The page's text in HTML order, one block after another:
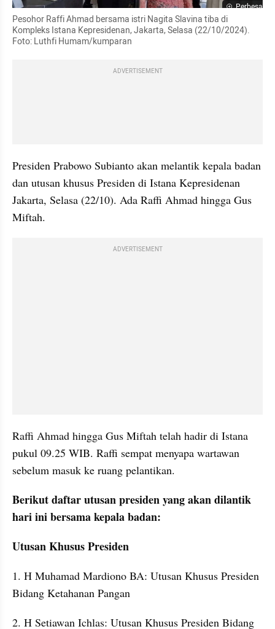
Perbesar
Pesohor Raffi Ahmad bersama istri Nagita Slavina tiba di
Kompleks Istana Kepresidenan, Jakarta, Selasa (22/10/2024).
Foto: Luthfi Humam/kumparan
ADVERTISEMENT
Presiden Prabowo Subianto akan melantik kepala badan
dan utusan khusus Presiden di Istana Kepresidenan
Jakarta, Selasa (22/10). Ada Raffi Ahmad hingga Gus
Miftah.
ADVERTISEMENT
Raffi Ahmad hingga Gus Miftah telah hadir di Istana
pukul 09.25 WIB. Raffi sempat menyapa wartawan
sebelum masuk ke ruang pelantikan.
Berikut daftar utusan presiden yang akan dilantik
hari ini bersama kepala badan:
Utusan Khusus Presiden
1. H Muhamad Mardiono BA: Utusan Khusus Presiden
Bidang Ketahanan Pangan
2. H Setiawan Ichlas: Utusan Khusus Presiden Bidang